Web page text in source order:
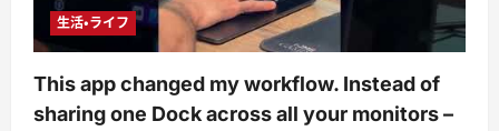
生活・ライフ
This app changed my workflow. Instead of
sharing one Dock across all your monitors –